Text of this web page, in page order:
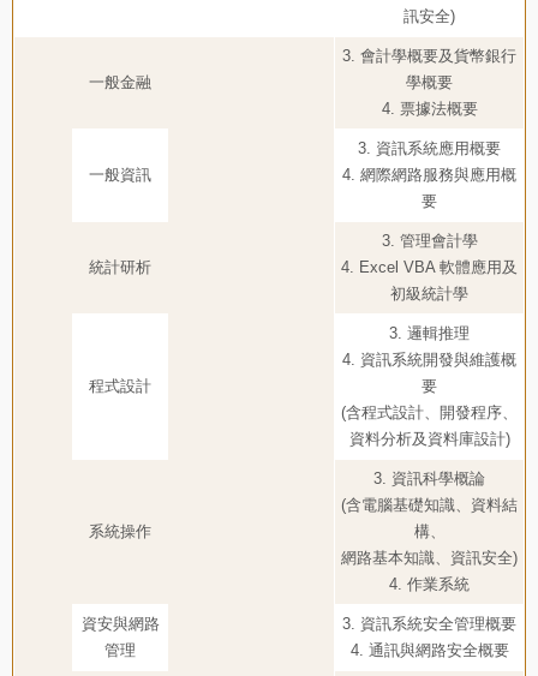
訊安全)
一般金融
3. 會計學概要及貨幣銀行
學概要
4. 票據法概要
一般資訊
3. 資訊系統應用概要
4. 網際網路服務與應用概
要
統計研析
3. 管理會計學
4. Excel VBA 軟體應用及
初級統計學
程式設計
3. 邏輯推理
4. 資訊系統開發與維護概
要
(含程式設計、開發程序、
資料分析及資料庫設計)
系統操作
3. 資訊科學概論
(含電腦基礎知識、資料結
構、
網路基本知識、資訊安全)
4. 作業系統
資安與網路
管理
3. 資訊系統安全管理概要
4. 通訊與網路安全概要